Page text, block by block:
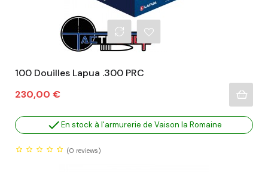
100 Douilles Lapua .300 PRC
Prix
230,00 €
En stock à l'armurerie de Vaison la Romaine
(0 reviews)